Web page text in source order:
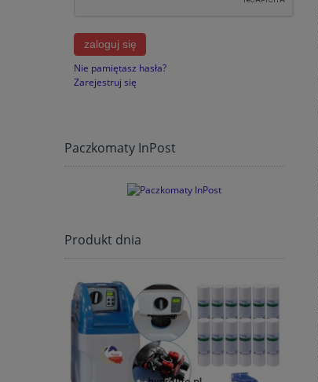
zaloguj się
Nie pamiętasz hasła?
Zarejestruj się
Paczkomaty InPost
Produkt dnia